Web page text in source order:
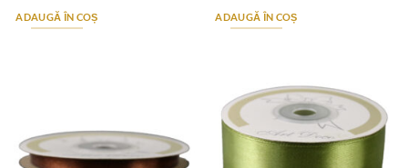
ADAUGĂ ÎN COȘ ADAUGĂ ÎN COȘ